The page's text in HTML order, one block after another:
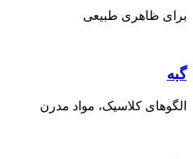
برای ظاهری طبیعی
گبه
الگوهای کلاسیک، مواد مدرن